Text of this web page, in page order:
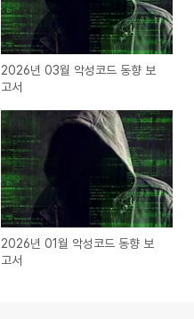
2026년 03월 악성코드 동향 보
고서
2026년 01월 악성코드 동향 보
고서